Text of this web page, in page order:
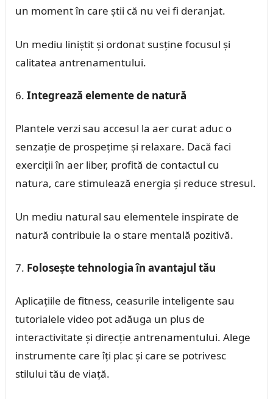
un moment în care știi că nu vei fi deranjat.
Un mediu liniștit și ordonat susține focusul și
calitatea antrenamentului.
Integrează elemente de natură
Plantele verzi sau accesul la aer curat aduc o
senzație de prospețime și relaxare. Dacă faci
exerciții în aer liber, profită de contactul cu
natura, care stimulează energia și reduce stresul.
Un mediu natural sau elementele inspirate de
natură contribuie la o stare mentală pozitivă.
Folosește tehnologia în avantajul tău
Aplicațiile de fitness, ceasurile inteligente sau
tutorialele video pot adăuga un plus de
interactivitate și direcție antrenamentului. Alege
instrumente care îți plac și care se potrivesc
stilului tău de viață.